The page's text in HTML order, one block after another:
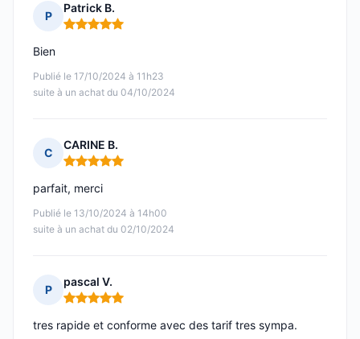
P
Patrick B.
Note : 5 sur 5
Publié le 17/10/2024 à 11h23
suite à un achat du 04/10/2024
Bien
C
CARINE B.
Note : 5 sur 5
Publié le 13/10/2024 à 14h00
suite à un achat du 02/10/2024
parfait, merci
P
pascal V.
Note : 5 sur 5
tres rapide et conforme avec des tarif tres sympa.